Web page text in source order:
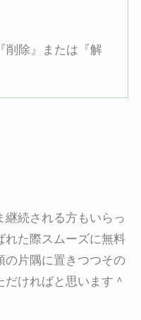
削除』または『解
続される方もいらっ
れた際スムーズに無料
の片隅に置きつつその
ければと思います＾